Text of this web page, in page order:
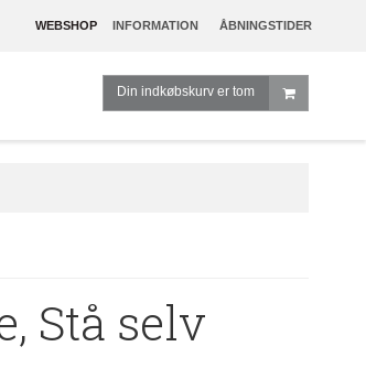
WEBSHOP INFORMATION ÅBNINGSTIDER
Din indkøbskurv er tom
Stå selv